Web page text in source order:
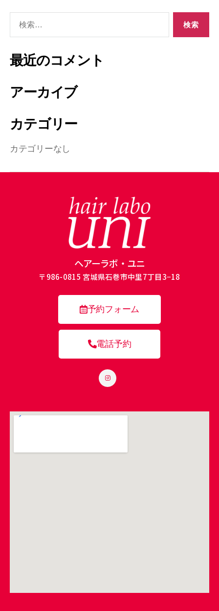
最近のコメント
アーカイブ
カテゴリー
カテゴリーなし
ヘアーラボ・ユニ
〒986-0815 宮城県石巻市中里7丁目3−18
予約フォーム
電話予約